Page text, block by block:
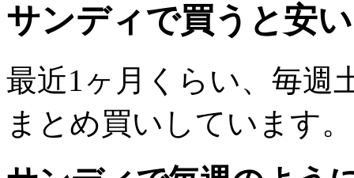
サンディで買うと安
最近1ヶ月くらい、毎週
まとめ買いしています。